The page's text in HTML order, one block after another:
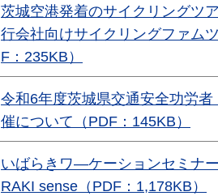
茨城空港発着のサイクリングツ
行会社向けサイクリングファム
F：235KB）
令和6年度茨城県交通安全功労
催について（PDF：145KB）
いばらきワ―ケーションセミナ
RAKI sense（PDF：1,178KB）